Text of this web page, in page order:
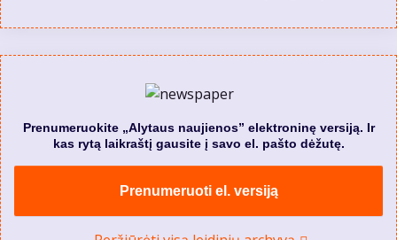
Prenumeruokite „Alytaus naujienos” elektroninę versiją. Ir
kas rytą laikraštį gausite į savo el. pašto dėžutę.
Prenumeruoti el. versiją